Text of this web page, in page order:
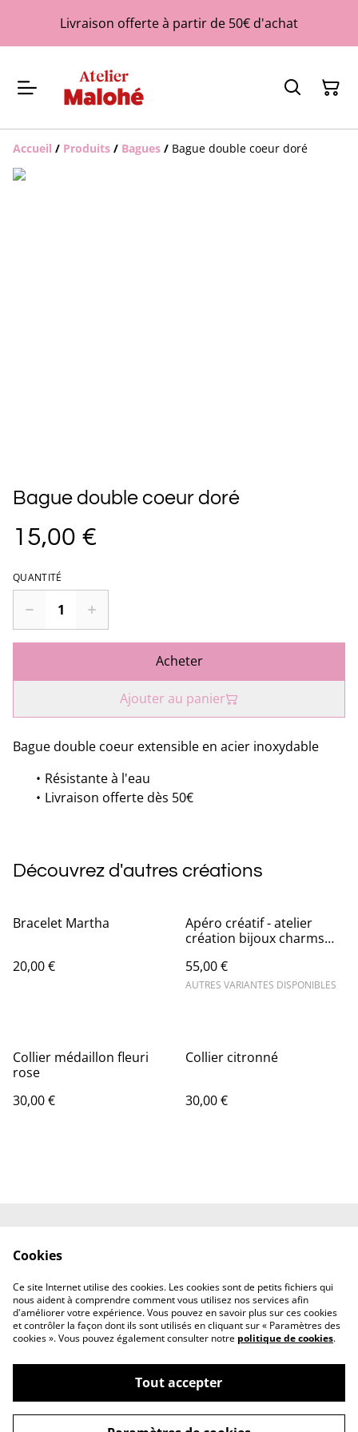
Livraison offerte à partir de 50€ d'achat
Accueil / Produits / Bagues / Bague double coeur doré
Bague double coeur doré
15,00 €
QUANTITÉ
Acheter
Ajouter au panier
Bague double coeur extensible en acier inoxydable
Résistante à l'eau
Livraison offerte dès 50€
Découvrez d'autres créations
Bracelet Martha
20,00 €
Apéro créatif - atelier
création bijoux charms
55,00 €
AUTRES VARIANTES DISPONIBLES
Collier médaillon fleuri
rose
30,00 €
Collier citronné
30,00 €
confidentialité
Politique de cookies
©2026ateliermalohe
Cookies
Ce site Internet utilise des cookies. Les cookies sont de petits fichiers qui
nous aident à comprendre comment vous utilisez nos services afin
d'améliorer votre expérience. Vous pouvez en savoir plus sur ces cookies
et contrôler la façon dont ils sont utilisés en cliquant sur « Paramètres des
cookies ». Vous pouvez également consulter notre politique de cookies.
Tout accepter